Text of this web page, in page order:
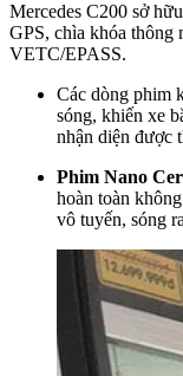
Mercedes C200 sở
GPS, chìa khóa thông
VETC/EPASS.
Các dòng phim
sóng, khiến xe
nhận diện được
Phim Nano
hoàn toàn
vô tuyến, sóng